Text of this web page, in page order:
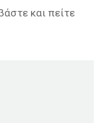
και πείτε